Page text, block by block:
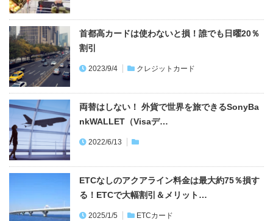
首都高カードは使わないと損！誰でも日曜20％
割引
2023/9/4 クレジットカード
両替はしない！ 外貨で世界を旅できるSonyBa
nkWALLET（Visaデ…
2022/6/13
ETCなしのアクアライン料金は最大約75％損す
る！ETCで大幅割引＆メリット…
2025/1/5 ETCカード